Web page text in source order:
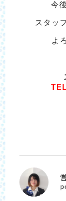
今
スタッ
よ
いま